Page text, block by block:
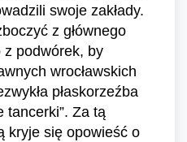
swoje zakłady.
z głównego
podwórek, by
wrocławskich
płaskorzeźba
tancerki”. Za tą
kryje się opowieść o